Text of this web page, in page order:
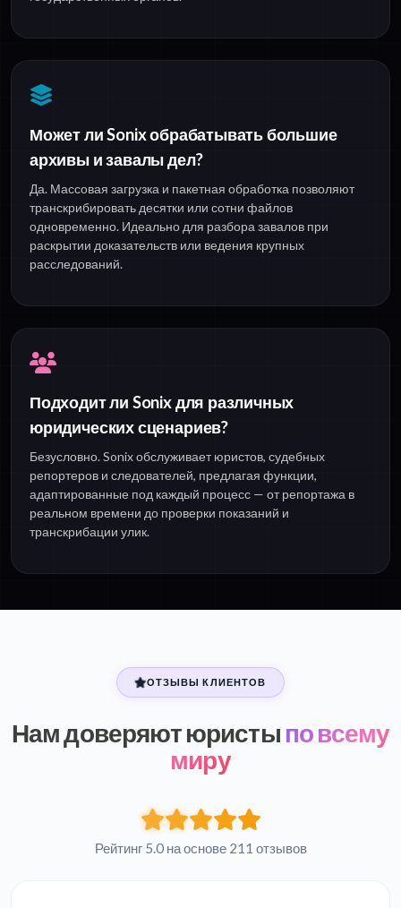
Может ли Sonix обрабатывать большие
архивы и завалы дел?
Да. Массовая загрузка и пакетная обработка позволяют
транскрибировать десятки или сотни файлов
одновременно. Идеально для разбора завалов при
раскрытии доказательств или ведения крупных
расследований.
Подходит ли Sonix для различных
юридических сценариев?
Безусловно. Sonix обслуживает юристов, судебных
репортеров и следователей, предлагая функции,
адаптированные под каждый процесс — от репортажа в
реальном времени до проверки показаний и
транскрибации улик.
ОТЗЫВЫ КЛИЕНТОВ
Нам доверяют юристы по всему
миру
Рейтинг 5.0 на основе 211 отзывов